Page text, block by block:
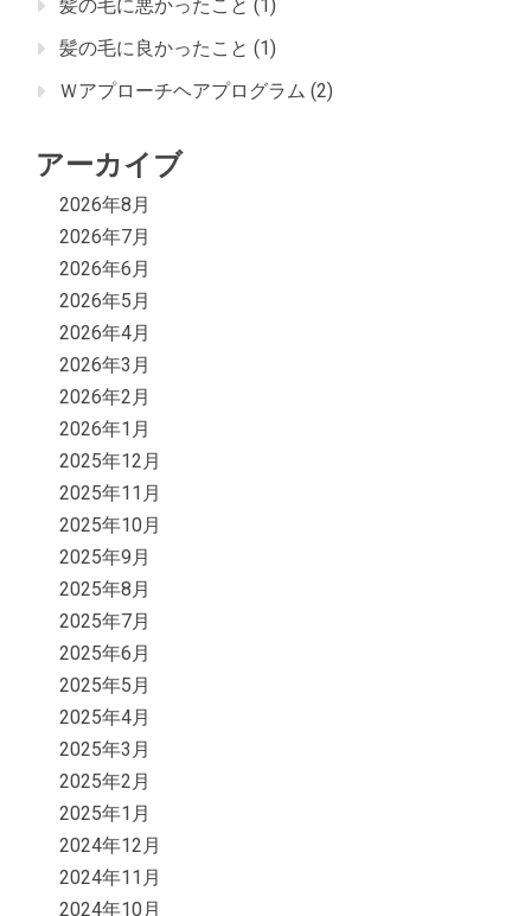
髪の毛に悪かったこと (1)
髪の毛に良かったこと (1)
Ｗアプローチヘアプログラム (2)
アーカイブ
2026年8月
2026年7月
2026年6月
2026年5月
2026年4月
2026年3月
2026年2月
2026年1月
2025年12月
2025年11月
2025年10月
2025年9月
2025年8月
2025年7月
2025年6月
2025年5月
2025年4月
2025年3月
2025年2月
2025年1月
2024年12月
2024年11月
2024年10月